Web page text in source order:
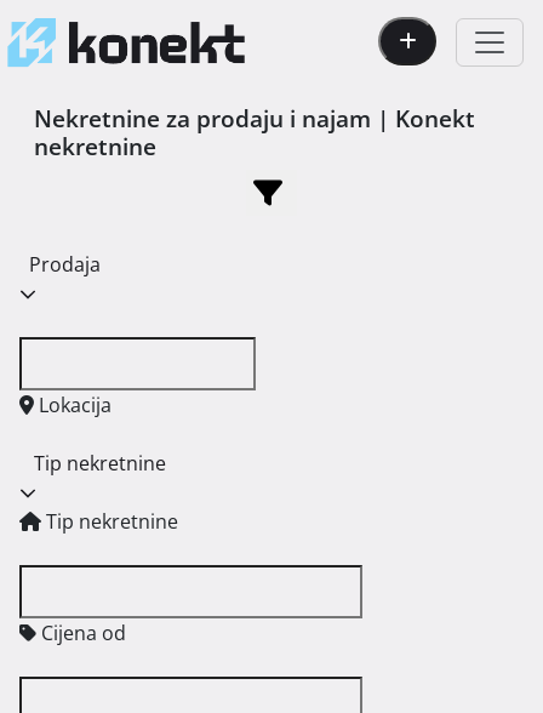
Nekretnine za prodaju i najam | Konekt
nekretnine
Prodaja
Lokacija
Tip nekretnine
Tip nekretnine
Cijena od